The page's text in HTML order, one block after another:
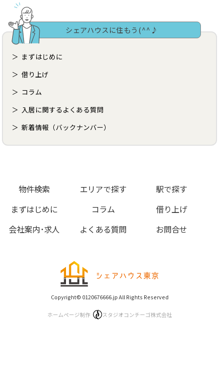
シェアハウスに住もう(^^♪
まずはじめに
借り上げ
コラム
入居に関するよくある質問
新着情報（バックナンバー）
物件検索 エリアで探す
駅で探す
まずはじめに
コラム
借り上げ
会社案内･求人
よくある質問 お問合せ
Copyright© 0120676666.jp All Rights Reserved
ホームページ制作 スタジオコンチーゴ株式会社